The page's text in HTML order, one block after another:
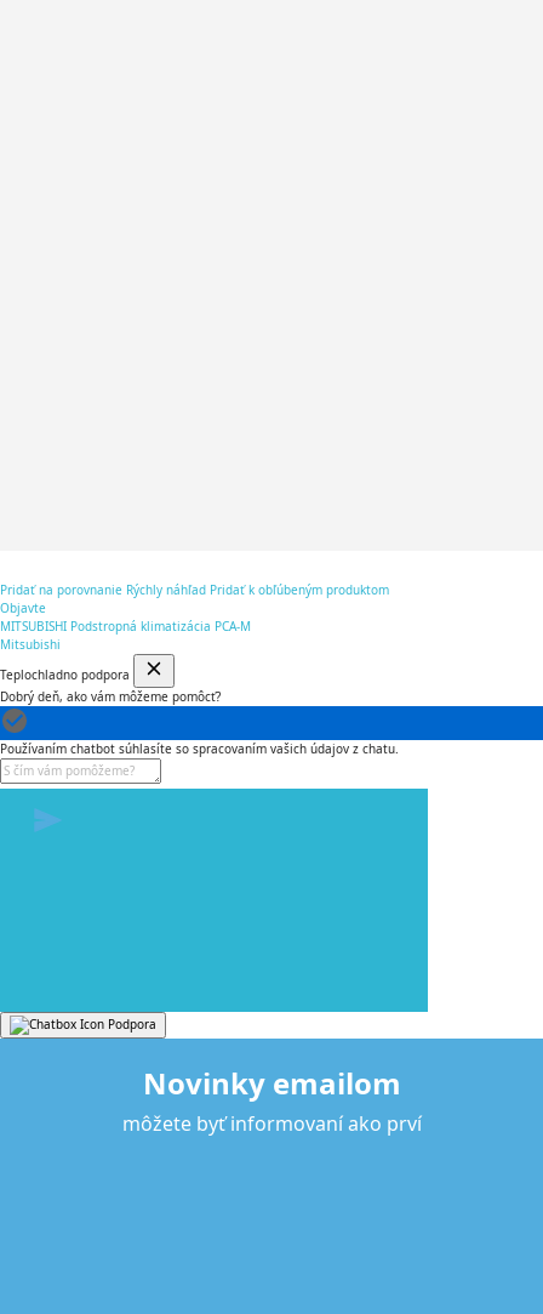
Pridať na porovnanie Rýchly náhľad Pridať k obľúbeným produktom
Objavte
MITSUBISHI Podstropná klimatizácia PCA-M
Mitsubishi
Teplochladno podpora
Dobrý deň, ako vám môžeme pomôcť?
Používaním chatbot súhlasíte so spracovaním vašich údajov z chatu.
Podpora
Novinky emailom
môžete byť informovaní ako prví